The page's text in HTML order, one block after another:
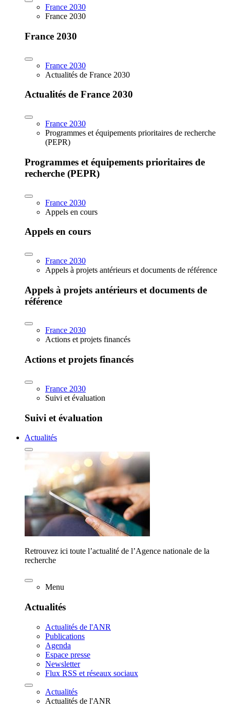
France 2030
France 2030
France 2030
France 2030
Actualités de France 2030
Actualités de France 2030
France 2030
Programmes et équipements prioritaires de recherche
(PEPR)
Programmes et équipements prioritaires de
recherche (PEPR)
France 2030
Appels en cours
Appels en cours
France 2030
Appels à projets antérieurs et documents de référence
Appels à projets antérieurs et documents de
référence
France 2030
Actions et projets financés
Actions et projets financés
France 2030
Suivi et évaluation
Suivi et évaluation
Actualités
Retrouvez ici toute l’actualité de l’Agence nationale de la
recherche
Menu
Actualités
Actualités de l'ANR
Publications
Agenda
Espace presse
Newsletter
Flux RSS et réseaux sociaux
Actualités
Actualités de l'ANR